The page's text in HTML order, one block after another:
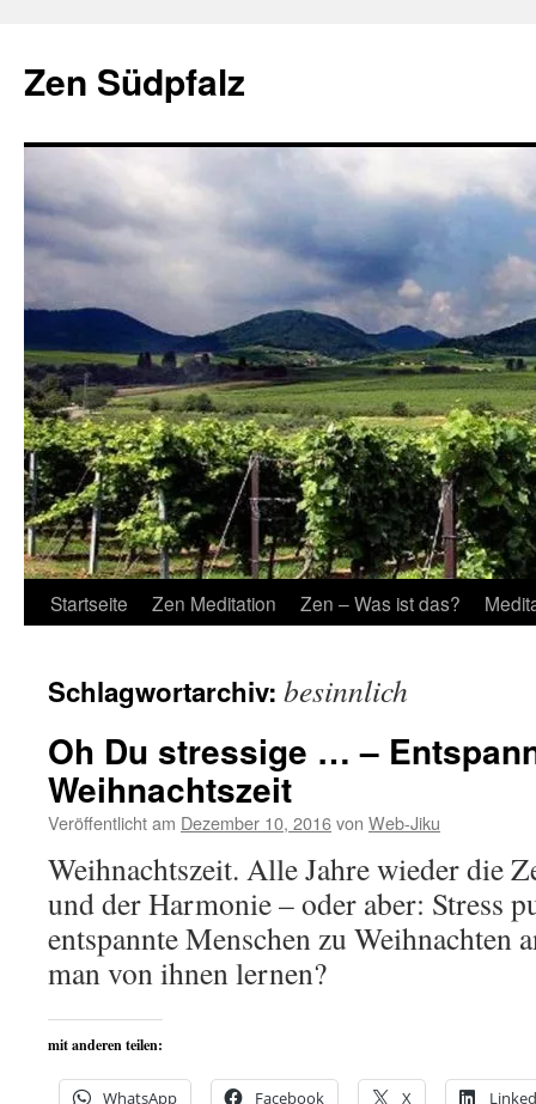
springen
Zen Südpfalz
Startseite Zen Meditation Zen – Was ist das?
Schlagwortarchiv: besinnlich
Oh Du stressige … –
Weihnachtszeit
Veröffentlicht am Dezember 10, 2016von Web-Jiku
Weihnachtszeit. Alle Jahre wieder die
und der Harmonie – oder aber: Stress
entspannte Menschen zu Weihnachten
man von ihnen lernen?
mit anderen teilen:
WhatsApp Facebook X